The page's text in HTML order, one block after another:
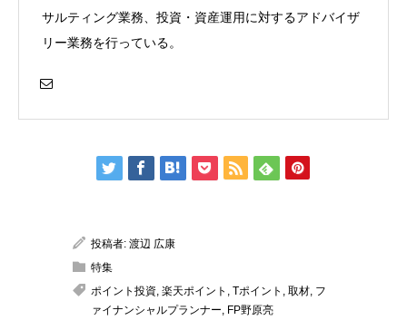
サルティング業務、投資・資産運用に対するアドバイザ
リー業務を行っている。
投稿者: 渡辺 広康
特集
ポイント投資, 楽天ポイント , Tポイント , 取材, フ
ァイナンシャルプランナー, FP野原亮